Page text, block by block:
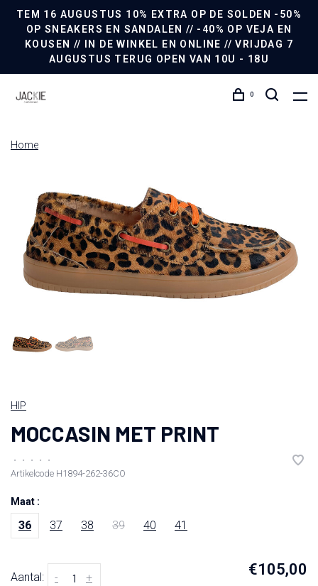
TEM 16 AUGUSTUS 10% EXTRA OP DE SOLDEN -50%
OP SNEAKERS EN SANDALEN // -40% OP VEJA EN
KOUSEN // IN DE WINKEL EN ONLINE // VRIJDAG 7
AUGUSTUS TERUG OPEN VAN 10U - 18U
0
Home
HIP
MOCCASIN MET PRINT
• • • •
•
Artikelcode H1894-262-36CO
Maat :
36 37 38 39 40 41
Aantal: +
- €105,00